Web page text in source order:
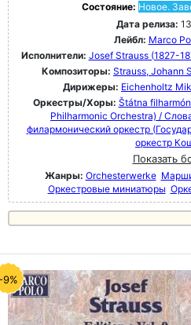
Состояние: Новое.
Дата релиза:
Лейбл: Marco
Исполнители: Josef Strauss (1827-
Композиторы: Strauss, Johann
Дирижеры: Eichenholtz
Оркестры/Хоры: Štátna
Philharmonic Orchestra) /
филармонический оркестр
оркестр
Показать
Жанры: Orchesterwerke
Оркестровые миниатюры
9%